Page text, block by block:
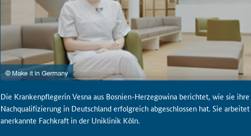
Die Krankenpflegerin Vesna aus Bosnien-Herzegowina berichtet, wie sie ihre
Nachqualifizierung in Deutschland erfolgreich abgeschlossen hat. Sie
anerkannte Fachkraft in der Uniklinik Köln.